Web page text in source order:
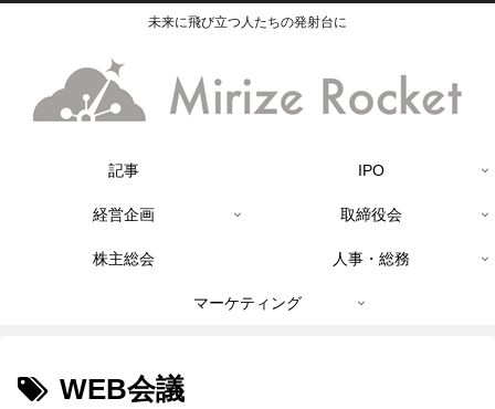
未来に飛び立つ人たちの発射台に
記事 IPO
経営企画 取締役会
株主総会 人事・総務
マーケティング
WEB会議